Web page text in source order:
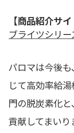
【商品紹介サイ
ブライツシリ
パロマは今後
じて高効率給
門の脱炭素化
貢献してまいり